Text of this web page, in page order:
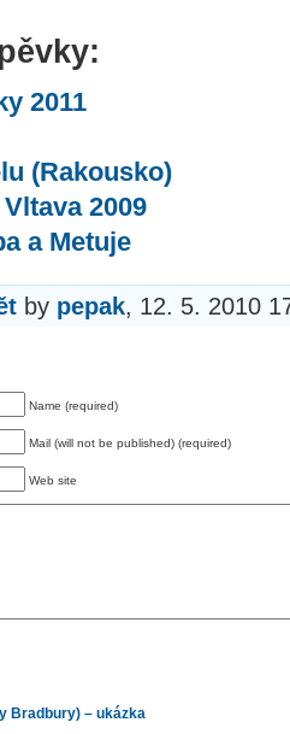
2011
(Rakousko)
2009
a Metuje
by pepak, 12. 5. 2010
Name (required)
Mail (will not be published) (required)
Web site
Bradbury) – ukázka